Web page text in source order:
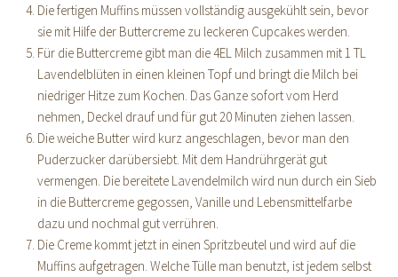
Die fertigen Muffins müssen vollständig ausgekühlt sein, bevor
sie mit Hilfe der Buttercreme zu leckeren Cupcakes werden.
Für die Buttercreme gibt man die 4EL Milch zusammen mit 1 TL
Lavendelblüten in einen kleinen Topf und bringt die Milch bei
niedriger Hitze zum Kochen. Das Ganze sofort vom Herd
nehmen, Deckel drauf und für gut 20 Minuten ziehen lassen.
Die weiche Butter wird kurz angeschlagen, bevor man den
Puderzucker darübersiebt. Mit dem Handrührgerät gut
vermengen. Die bereitete Lavendelmilch wird nun durch ein Sieb
in die Buttercreme gegossen, Vanille und Lebensmittelfarbe
dazu und nochmal gut verrühren.
Die Creme kommt jetzt in einen Spritzbeutel und wird auf die
Muffins aufgetragen. Welche Tülle man benutzt, ist jedem selbst